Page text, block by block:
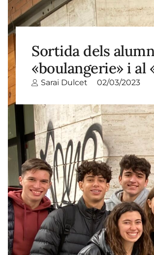
Sortida dels
«boulangerie» i al
Sarai Dulcet 02/03/2023